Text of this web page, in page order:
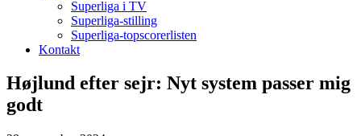
Superliga i TV
Superliga-stilling
Superliga-topscorerlisten
Kontakt
Højlund efter sejr: Nyt system passer mig
godt